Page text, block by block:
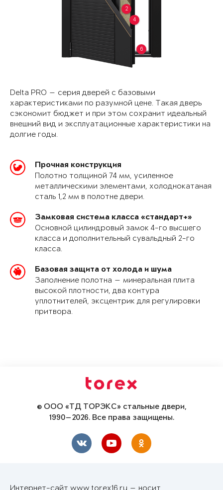
2
4
6
Delta PRO — серия дверей с базовыми
характеристиками по разумной цене. Такая дверь
сэкономит бюджет и при этом сохранит идеальный
внешний вид и эксплуатационные характеристики на
долгие годы.
Прочная конструкция
Полотно толщиной 74 мм, усиленное
металлическими элементами, холоднокатаная
сталь 1,2 мм в полотне двери.
Замковая система класса «стандарт+»
Основной цилиндровый замок 4-го высшего
класса и дополнительный сувальдный 2-го
класса.
Базовая защита от холода и шума
Заполнение полотна — минеральная плита
высокой плотности, два контура
уплотнителей, эксцентрик для регулировки
притвора.
© ООО «ТД ТОРЭКС» стальные двери,
1990—2026. Все права защищены.